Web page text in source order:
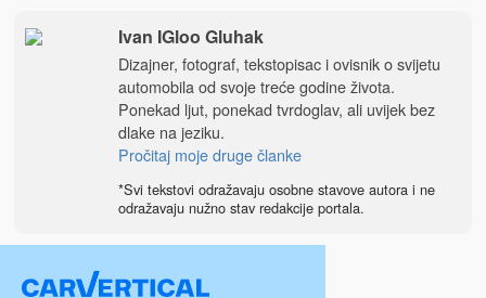
Ivan IGloo Gluhak
Dizajner, fotograf, tekstopisac i ovisnik o svijetu
automobila od svoje treće godine života.
Ponekad ljut, ponekad tvrdoglav, ali uvijek bez
dlake na jeziku.
Pročitaj moje druge članke
*Svi tekstovi odražavaju osobne stavove autora i ne
odražavaju nužno stav redakcije portala.